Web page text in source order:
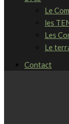
Le
les
Les
Le
Contact